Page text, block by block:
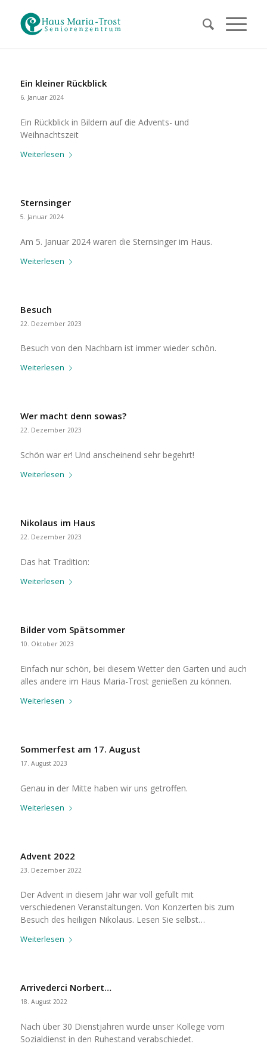
Ein kleiner Rückblick
6. Januar 2024
Ein Rückblick in Bildern auf die Advents- und
Weihnachtszeit
Weiterlesen
Sternsinger
5. Januar 2024
Am 5. Januar 2024 waren die Sternsinger im Haus.
Weiterlesen
Besuch
22. Dezember 2023
Besuch von den Nachbarn ist immer wieder schön.
Weiterlesen
Wer macht denn sowas?
22. Dezember 2023
Schön war er! Und anscheinend sehr begehrt!
Weiterlesen
Nikolaus im Haus
22. Dezember 2023
Das hat Tradition:
Weiterlesen
Bilder vom Spätsommer
10. Oktober 2023
Einfach nur schön, bei diesem Wetter den Garten und auch
alles andere im Haus Maria-Trost genießen zu können.
Weiterlesen
Sommerfest am 17. August
17. August 2023
Genau in der Mitte haben wir uns getroffen.
Weiterlesen
Advent 2022
23. Dezember 2022
Der Advent in diesem Jahr war voll gefüllt mit
verschiedenen Veranstaltungen. Von Konzerten bis zum
Besuch des heiligen Nikolaus. Lesen Sie selbst…
Weiterlesen
Arrivederci Norbert…
18. August 2022
Nach über 30 Dienstjahren wurde unser Kollege vom
Sozialdienst in den Ruhestand verabschiedet.